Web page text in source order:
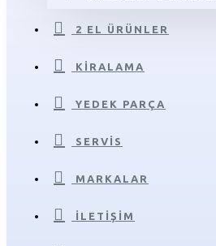
2 EL ÜRÜNLER
KIRALAMA
YEDEK PARÇA
SERVIS
MARKALAR
İLETIŞIM